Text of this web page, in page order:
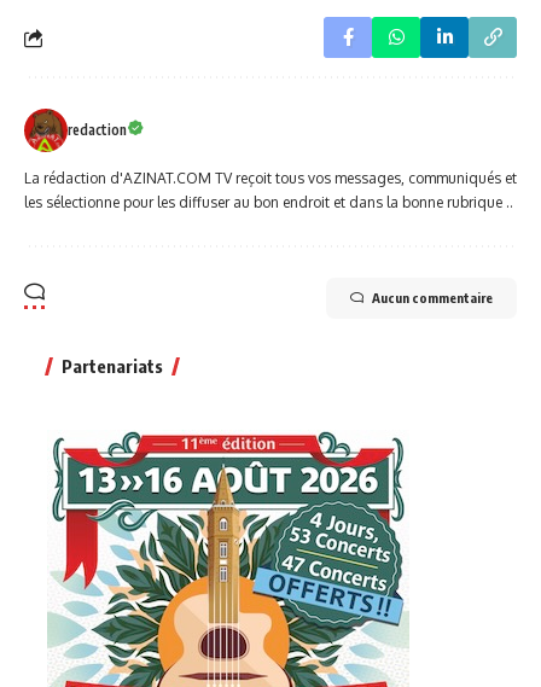
redaction
La rédaction d'AZINAT.COM TV reçoit tous vos messages, communiqués et
les sélectionne pour les diffuser au bon endroit et dans la bonne rubrique ..
Aucun commentaire
Partenariats